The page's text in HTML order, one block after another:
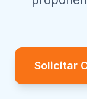
Solicitar